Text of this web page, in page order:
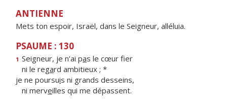
ANTIENNE
Mets ton espoir, Israël, dans le Seigneur, alléluia.
PSAUME : 130
1 Seigneur, je n’ai pas le cœur fier
ni le regard ambitieux ; *
je ne poursuis ni grands desseins,
ni merveilles qui me dépassent.